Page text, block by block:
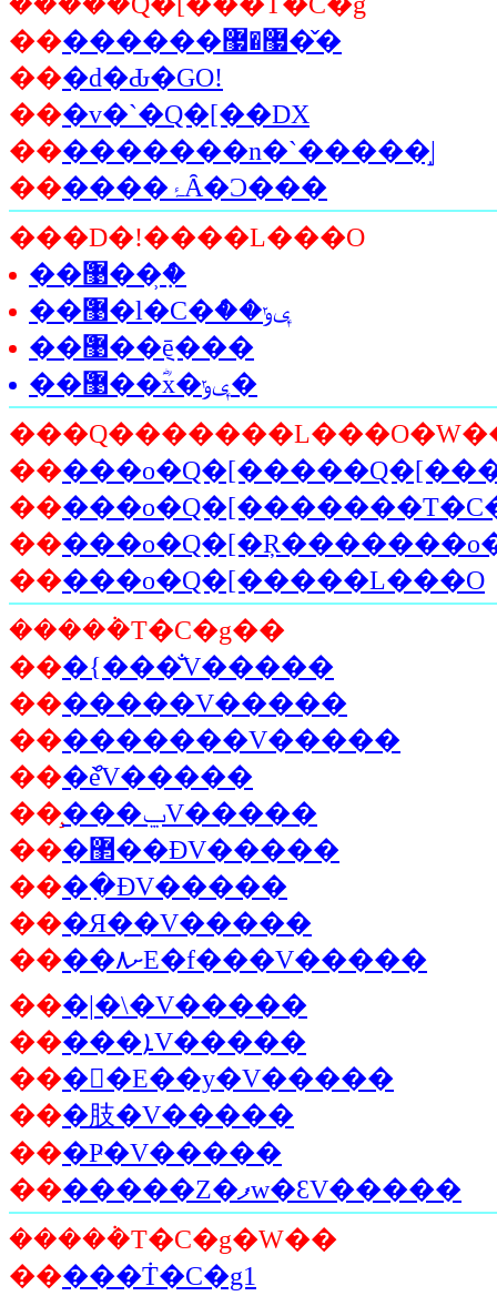
��
������޷�޷�̌�
���d�Ԃ�GO!
���v�`�Q�[��DX
���������n�`�����̝|
��
����ۂȂ�Ͻ���
���D�ǃ����L���O
��޹ް��݂̹ް�
��޹ް�l�C�ް��ݷݸ
��޹ް��݈ē���
��޹ް��ؓx�ݷݸ�
��
��
��
�����o�Q�[�����L���O
�����݃T�C�g��
���{���̐V�����
�������V�����
���������V�����
���ްѐV�����
��
̧���ݐV�����
��
�޲��ĐV�����
���߲�ĐV�����
���Я��V�����
��
��۸ށE�f���V�����
���|�\�V�����
��
���ܐV�����
����E��y�V�����
���肢�V�����
���Ҏ�V�����
��
�����Z�ފw�ԐV�����
�����݃T�C�g�W��
�����݃T�C�g1